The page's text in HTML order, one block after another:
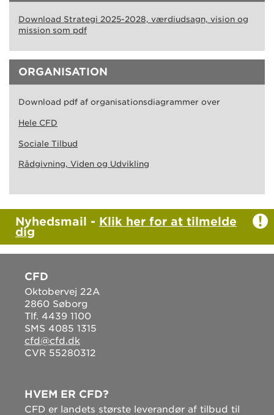
Download Strategi 2025-2028, værdiudsagn, vision og
mission som pdf
ORGANISATION
Download pdf af organisationsdiagrammer over
Hele CFD
Sociale Tilbud
Rådgivning, Viden og Udvikling
Nyhedsmail - Klik her for at tilmelde
dig
CFD
Oktobervej 22A
2860 Søborg
Tlf. 4439 1100
SMS 4085 1315
cfd@cfd.dk
CVR 55280312
HVEM ER CFD?
CFD er landets største leverandør af tilbud til